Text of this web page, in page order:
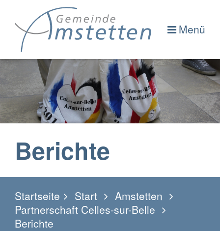
Menü
Berichte
Startseite Start
Amstetten
Partnerschaft Celles-sur-Belle
Berichte